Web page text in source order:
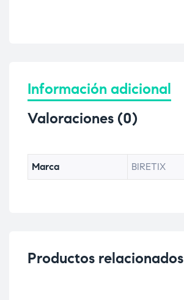
Información adicional
Valoraciones (0)
Marca BIRETIX
Productos relacionados